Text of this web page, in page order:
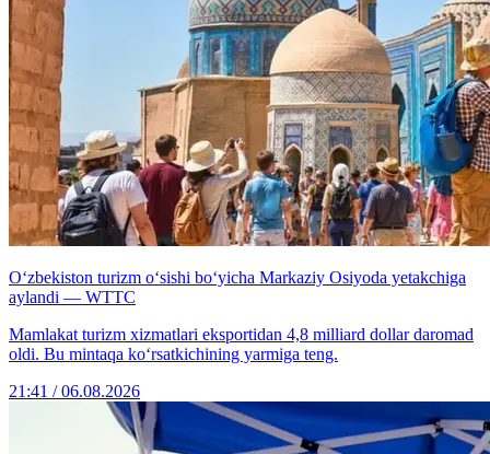
O‘zbekiston turizm o‘sishi bo‘yicha Markaziy Osiyoda yetakchiga
aylandi — WTTC
Mamlakat turizm xizmatlari eksportidan 4,8 milliard dollar daromad
oldi. Bu mintaqa ko‘rsatkichining yarmiga teng.
21:41 / 06.08.2026